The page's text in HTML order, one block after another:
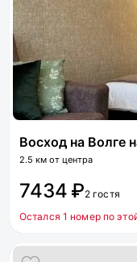
Восход на Волге
2.5 км от центра
7434 ₽2 гостя
Остался 1 номер по